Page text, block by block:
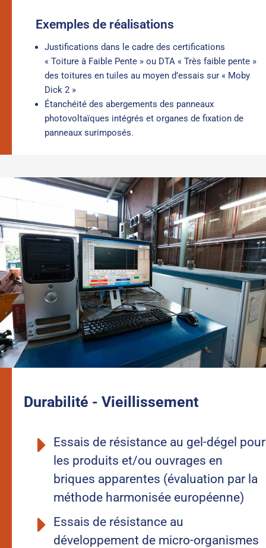
Exemples de réalisations
Justifications dans le cadre des certifications
« Toiture à Faible Pente » ou DTA « Très faible pente »
des toitures en tuiles au moyen d’essais sur « Moby
Dick 2 »
Étanchéité des abergements des panneaux
photovoltaïques intégrés et organes de fixation de
panneaux surimposés.
Durabilité - Vieillissement
Essais de résistance au gel-dégel pour
les produits et/ou ouvrages en
briques apparentes (évaluation par la
méthode harmonisée européenne)
Essais de résistance au
développement de micro-organismes